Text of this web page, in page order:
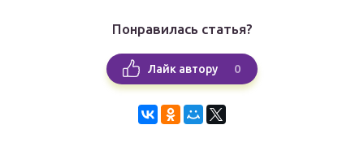
Понравилась статья?
Лайк автору 0